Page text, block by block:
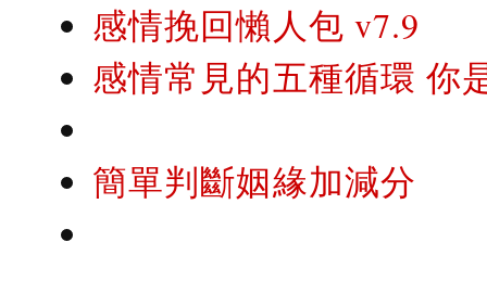
感情挽回懶人包 v7.9
感情常見的五種循環 你
簡單判斷姻緣加減分